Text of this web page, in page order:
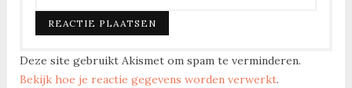
Deze site gebruikt Akismet om spam te verminderen.
Bekijk hoe je reactie gegevens worden verwerkt.